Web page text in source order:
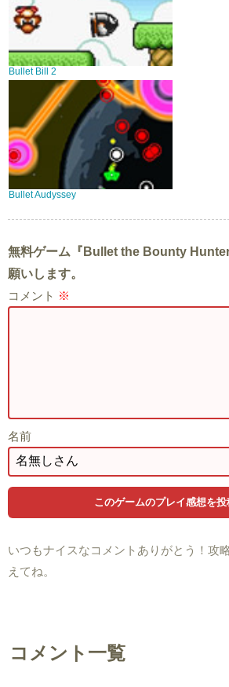
Bullet Bill 2
Bullet Audyssey
無料ゲーム『Bullet the Bounty
願いします。
コメント ※
名前
いつもナイスなコメントありがとう！攻
えてね。
コメント一覧